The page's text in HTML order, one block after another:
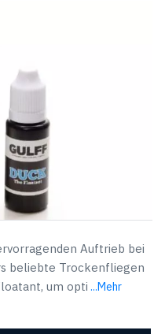
Auftrieb bei
beliebte Trockenfliegen
um opti ...Mehr